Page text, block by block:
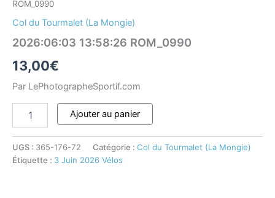
ROM_0990
Col du Tourmalet (La Mongie)
2026:06:03 13:58:26 ROM_0990
13,00€
Par LePhotographeSportif.com
Ajouter au panier
UGS : 365-176-72 Catégorie : Col du Tourmalet (La Mongie)
Étiquette : 3 Juin 2026 Vélos